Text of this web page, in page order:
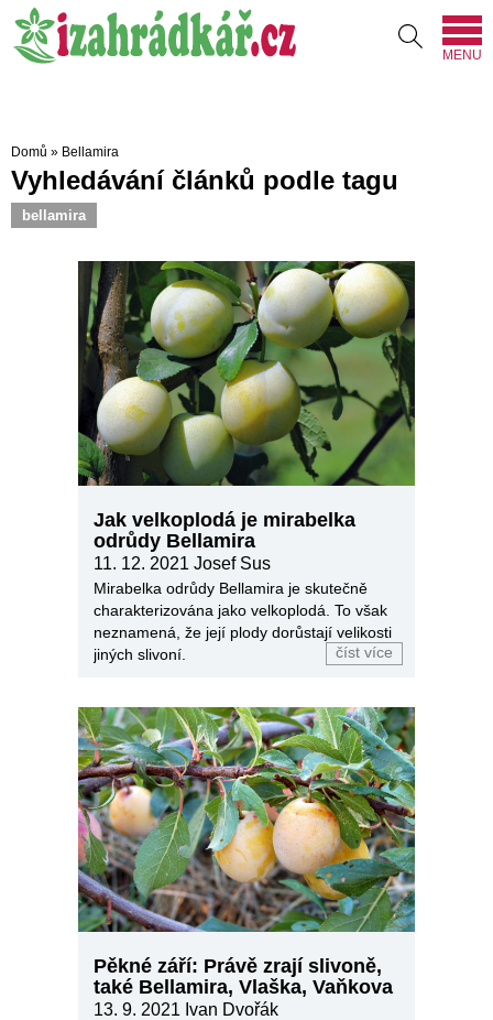
MENU
Domů » Bellamira
Vyhledávání článků podle tagu
bellamira
Jak velkoplodá je mirabelka
odrůdy Bellamira
11. 12. 2021 Josef Sus
Mirabelka odrůdy Bellamira je skutečně
charakterizována jako velkoplodá. To však
neznamená, že její plody dorůstají velikosti
jiných slivoní.
číst více
Pěkné září: Právě zrají slivoně,
také Bellamira, Vlaška, Vaňkova
13. 9. 2021 Ivan Dvořák